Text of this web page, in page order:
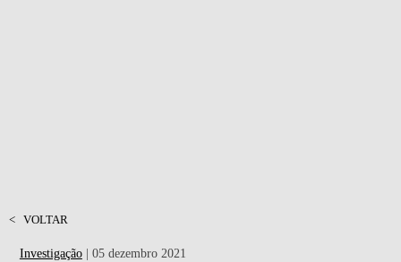
< VOLTAR
Investigação| 05 dezembro 2021